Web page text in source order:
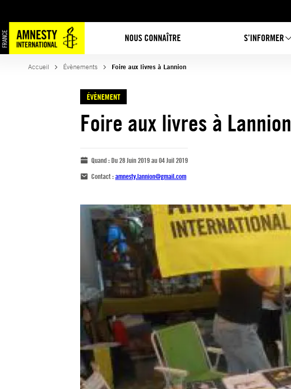
NOUS CONNAÎTRE S’INFORMER
Accueil Évènements Foire aux livres à Lannion
ÉVÈNEMENT
Foire aux livres à Lannion
Quand :Du 28 Juin 2019 au 04 Juil 2019
Contact :amnesty.lannion@gmail.com